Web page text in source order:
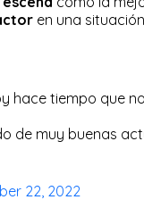
en una
hace tiempo que
de muy buenas
22, 2022